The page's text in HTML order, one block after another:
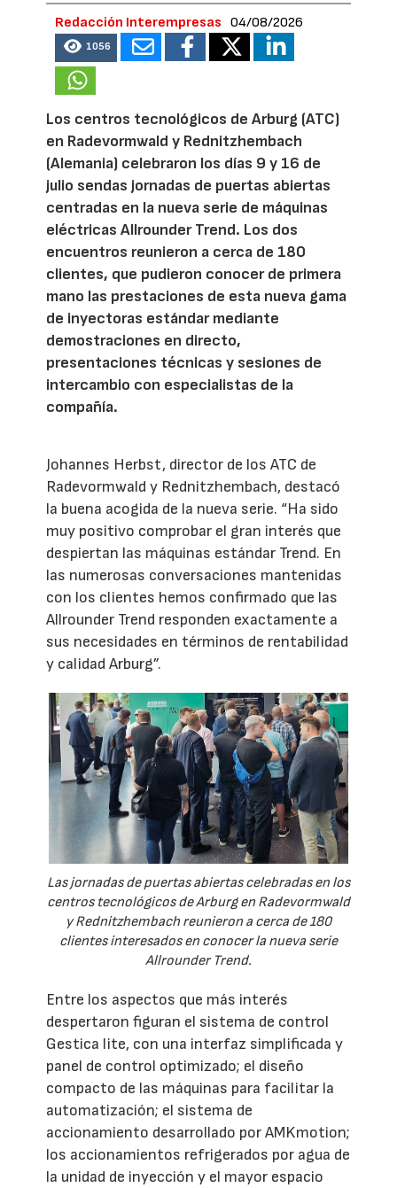
Redacción Interempresas 04/08/2026
1056
Los centros tecnológicos de Arburg (ATC)
en Radevormwald y Rednitzhembach
(Alemania) celebraron los días 9 y 16 de
julio sendas jornadas de puertas abiertas
centradas en la nueva serie de máquinas
eléctricas Allrounder Trend. Los dos
encuentros reunieron a cerca de 180
clientes, que pudieron conocer de primera
mano las prestaciones de esta nueva gama
de inyectoras estándar mediante
demostraciones en directo,
presentaciones técnicas y sesiones de
intercambio con especialistas de la
compañía.
Johannes Herbst, director de los ATC de
Radevormwald y Rednitzhembach, destacó
la buena acogida de la nueva serie. “Ha sido
muy positivo comprobar el gran interés que
despiertan las máquinas estándar Trend. En
las numerosas conversaciones mantenidas
con los clientes hemos confirmado que las
Allrounder Trend responden exactamente a
sus necesidades en términos de rentabilidad
y calidad Arburg”.
Las jornadas de puertas abiertas celebradas en los
centros tecnológicos de Arburg en Radevormwald
y Rednitzhembach reunieron a cerca de 180
clientes interesados en conocer la nueva serie
Allrounder Trend.
Entre los aspectos que más interés
despertaron figuran el sistema de control
Gestica lite, con una interfaz simplificada y
panel de control optimizado; el diseño
compacto de las máquinas para facilitar la
automatización; el sistema de
accionamiento desarrollado por AMKmotion;
los accionamientos refrigerados por agua de
la unidad de inyección y el mayor espacio